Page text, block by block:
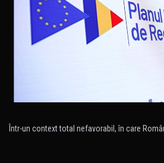
Într-un context total nefavorabil, în care